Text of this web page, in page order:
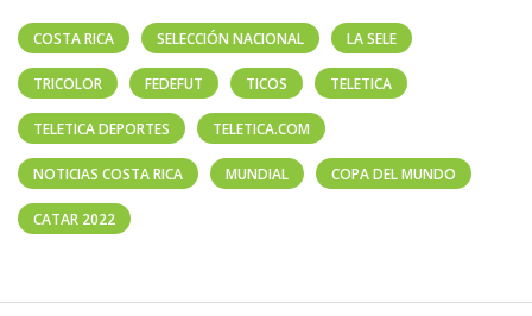
COSTA RICA SELECCIÓN NACIONAL LA SELE
TRICOLOR FEDEFUT TICOS TELETICA
TELETICA DEPORTES TELETICA.COM
NOTICIAS COSTA RICA MUNDIAL COPA DEL MUNDO
CATAR 2022